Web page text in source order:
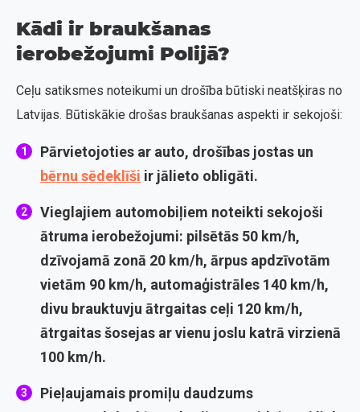
Kādi ir braukšanas
ierobežojumi Polijā?
Ceļu satiksmes noteikumi un drošība būtiski neatšķiras no
Latvijas. Būtiskākie drošas braukšanas aspekti ir sekojoši:
Pārvietojoties ar auto, drošības jostas un
bērnu sēdeklīši ir jālieto obligāti.
Vieglajiem automobiļiem noteikti sekojoši
ātruma ierobežojumi: pilsētās 50 km/h,
dzīvojamā zonā 20 km/h, ārpus apdzīvotām
vietām 90 km/h, automaģistrāles 140 km/h,
divu brauktuvju ātrgaitas ceļi 120 km/h,
ātrgaitas šosejas ar vienu joslu katrā virzienā
100 km/h.
Pieļaujamais promiļu daudzums